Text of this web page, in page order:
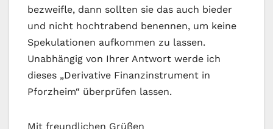
bezweifle, dann sollten sie das auch bieder
und nicht hochtrabend benennen, um keine
Spekulationen aufkommen zu lassen.
Unabhängig von Ihrer Antwort werde ich
dieses „Derivative Finanzinstrument in
Pforzheim“ überprüfen lassen.
Mit freundlichen Grüßen